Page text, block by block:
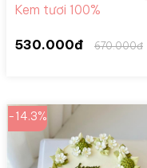
Kem tươi 100%
530.000đ 670.000đ
-14.3%